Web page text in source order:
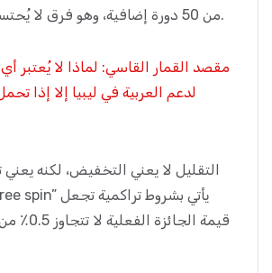
من 50 دورة إضافية، وهو فرق لا يُحتسب في الإعلانات.
مقصد القمار القاسي: لماذا لا يُعتبر أي
لدعم العربية في ليبيا إلا إذا
التقليل لا يعني التخفيض، لكنه
قيمة